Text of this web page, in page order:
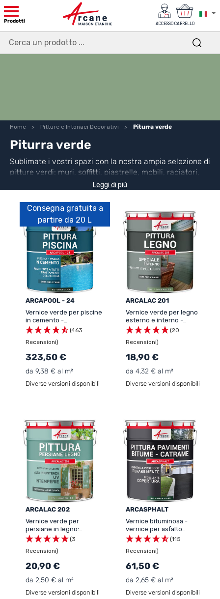
Prodotti ACCESSO CARRELLO
Home Pitture e Intonaci Decorativi Piturra verde
Piturra verde
Sublimate i vostri spazi con la nostra ampia selezione di
pitture verdi: muri, soffitti, piastrelle, mobili, radiatori,
pavimenti, esterni. Una scelta di tonalità di tendenza
finiture estetiche e durature. Pitture tecniche e
decorative, adatte a tutti i vostri progetti.
Leggi di più
Consegna gratuita a
partire da 20 L
ARCAPOOL - 24
Vernice verde per piscine
in cemento -
ARCAPISCINE
(463
Recensioni)
323,50 €
da 9,38 € al m²
Diverse versioni disponibili
ARCALAC 201
Vernice verde per legno
esterno e interno -
ARCALAC 201 (20
Recensioni)
18,90 €
da 4,32 € al m²
Diverse versioni disponibili
ARCALAC 202
Vernice verde per
persiane in legno:
ARCALAC 202 (3
Recensioni)
20,90 €
da 2,50 € al m²
Diverse versioni disponibili
ARCASPHALT
Vernice bituminosa -
vernice per asfalto
verde: Resina per
pavimenti per asfalto,
asfalto, conglomerato -
(115
Recensioni)
61,50 €
da 2,65 € al m²
Diverse versioni disponibili